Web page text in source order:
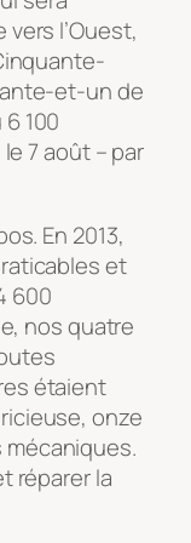
l’Ouest,
et-un de
100
7 août – par
En 2013,
et
600
nos quatre
étaient
onze
réparer la